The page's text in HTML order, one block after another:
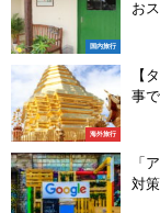
国内旅行
お
海外旅行
【
事
「
対策